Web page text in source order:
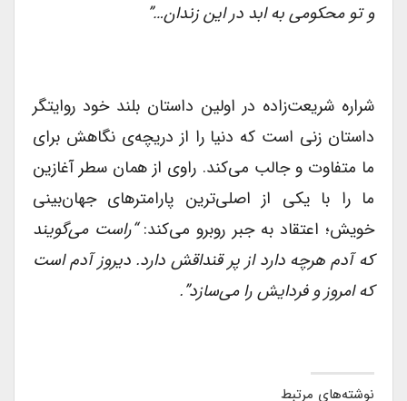
و تو محکومی به ابد در این زندان…”
شراره شریعت‌زاده در اولین داستان بلند خود روایتگر
داستان زنی است که دنیا را از دریچه‌ی نگاهش برای
ما متفاوت و جالب می‌کند. راوی از همان سطر آغازین
ما را با یکی از اصلی‌ترین پارامترهای جهان‌بینی
خویش؛ اعتقاد به جبر روبرو می‌کند:“راست می‌گویند
که آدم هرچه دارد از پر قنداقش دارد. دیروز آدم است
که امروز و فردایش را می‌سازد”.
نوشته‌های مرتبط